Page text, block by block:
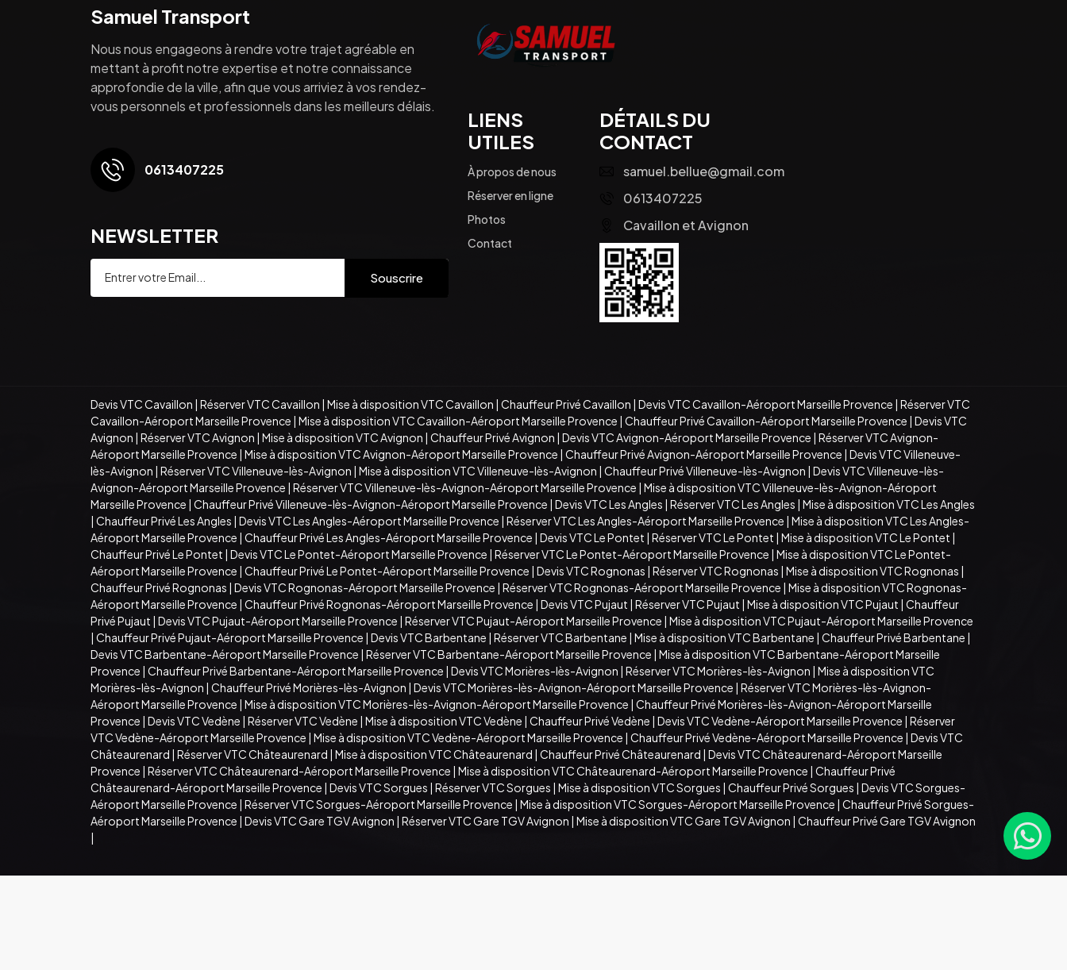
Samuel Transport
Nous nous engageons à rendre votre trajet agréable en
mettant à profit notre expertise et notre connaissance
approfondie de la ville, afin que vous arriviez à vos rendez-
vous personnels et professionnels dans les meilleurs délais.
0613407225
NEWSLETTER
Souscrire
LIENS
UTILES
À propos de nous
Réserver en ligne
Photos
Contact
DÉTAILS DU
CONTACT
samuel.bellue@gmail.com
0613407225
Cavaillon et Avignon
Devis VTC Cavaillon | Réserver VTC Cavaillon | Mise à disposition VTC Cavaillon | Chauffeur Privé Cavaillon | Devis VTC Cavaillon-Aéroport Marseille Provence | Réserver VTC
Cavaillon-Aéroport Marseille Provence | Mise à disposition VTC Cavaillon-Aéroport Marseille Provence | Chauffeur Privé Cavaillon-Aéroport Marseille Provence | Devis VTC
Avignon | Réserver VTC Avignon | Mise à disposition VTC Avignon | Chauffeur Privé Avignon | Devis VTC Avignon-Aéroport Marseille Provence | Réserver VTC Avignon-
Aéroport Marseille Provence | Mise à disposition VTC Avignon-Aéroport Marseille Provence | Chauffeur Privé Avignon-Aéroport Marseille Provence | Devis VTC Villeneuve-
lès-Avignon | Réserver VTC Villeneuve-lès-Avignon | Mise à disposition VTC Villeneuve-lès-Avignon | Chauffeur Privé Villeneuve-lès-Avignon | Devis VTC Villeneuve-lès-
Avignon-Aéroport Marseille Provence | Réserver VTC Villeneuve-lès-Avignon-Aéroport Marseille Provence | Mise à disposition VTC Villeneuve-lès-Avignon-Aéroport
Marseille Provence | Chauffeur Privé Villeneuve-lès-Avignon-Aéroport Marseille Provence | Devis VTC Les Angles | Réserver VTC Les Angles | Mise à disposition VTC Les Angles
| Chauffeur Privé Les Angles | Devis VTC Les Angles-Aéroport Marseille Provence | Réserver VTC Les Angles-Aéroport Marseille Provence | Mise à disposition VTC Les Angles-
Aéroport Marseille Provence | Chauffeur Privé Les Angles-Aéroport Marseille Provence | Devis VTC Le Pontet | Réserver VTC Le Pontet | Mise à disposition VTC Le Pontet |
Chauffeur Privé Le Pontet | Devis VTC Le Pontet-Aéroport Marseille Provence | Réserver VTC Le Pontet-Aéroport Marseille Provence | Mise à disposition VTC Le Pontet-
Aéroport Marseille Provence | Chauffeur Privé Le Pontet-Aéroport Marseille Provence | Devis VTC Rognonas | Réserver VTC Rognonas | Mise à disposition VTC Rognonas |
Chauffeur Privé Rognonas | Devis VTC Rognonas-Aéroport Marseille Provence | Réserver VTC Rognonas-Aéroport Marseille Provence | Mise à disposition VTC Rognonas-
Aéroport Marseille Provence | Chauffeur Privé Rognonas-Aéroport Marseille Provence | Devis VTC Pujaut | Réserver VTC Pujaut | Mise à disposition VTC Pujaut | Chauffeur
Privé Pujaut | Devis VTC Pujaut-Aéroport Marseille Provence | Réserver VTC Pujaut-Aéroport Marseille Provence | Mise à disposition VTC Pujaut-Aéroport Marseille Provence
| Chauffeur Privé Pujaut-Aéroport Marseille Provence | Devis VTC Barbentane | Réserver VTC Barbentane | Mise à disposition VTC Barbentane | Chauffeur Privé Barbentane |
Devis VTC Barbentane-Aéroport Marseille Provence | Réserver VTC Barbentane-Aéroport Marseille Provence | Mise à disposition VTC Barbentane-Aéroport Marseille
Provence | Chauffeur Privé Barbentane-Aéroport Marseille Provence | Devis VTC Morières-lès-Avignon | Réserver VTC Morières-lès-Avignon | Mise à disposition VTC
Morières-lès-Avignon | Chauffeur Privé Morières-lès-Avignon | Devis VTC Morières-lès-Avignon-Aéroport Marseille Provence | Réserver VTC Morières-lès-Avignon-
Aéroport Marseille Provence | Mise à disposition VTC Morières-lès-Avignon-Aéroport Marseille Provence | Chauffeur Privé Morières-lès-Avignon-Aéroport Marseille
Provence | Devis VTC Vedène | Réserver VTC Vedène | Mise à disposition VTC Vedène | Chauffeur Privé Vedène | Devis VTC Vedène-Aéroport Marseille Provence | Réserver
VTC Vedène-Aéroport Marseille Provence | Mise à disposition VTC Vedène-Aéroport Marseille Provence | Chauffeur Privé Vedène-Aéroport Marseille Provence | Devis VTC
Châteaurenard | Réserver VTC Châteaurenard | Mise à disposition VTC Châteaurenard | Chauffeur Privé Châteaurenard | Devis VTC Châteaurenard-Aéroport Marseille
Provence | Réserver VTC Châteaurenard-Aéroport Marseille Provence | Mise à disposition VTC Châteaurenard-Aéroport Marseille Provence | Chauffeur Privé
Châteaurenard-Aéroport Marseille Provence | Devis VTC Sorgues | Réserver VTC Sorgues | Mise à disposition VTC Sorgues | Chauffeur Privé Sorgues | Devis VTC Sorgues-
Aéroport Marseille Provence | Réserver VTC Sorgues-Aéroport Marseille Provence | Mise à disposition VTC Sorgues-Aéroport Marseille Provence | Chauffeur Privé Sorgues-
Aéroport Marseille Provence | Devis VTC Gare TGV Avignon | Réserver VTC Gare TGV Avignon | Mise à disposition VTC Gare TGV Avignon | Chauffeur Privé Gare TGV Avignon
|